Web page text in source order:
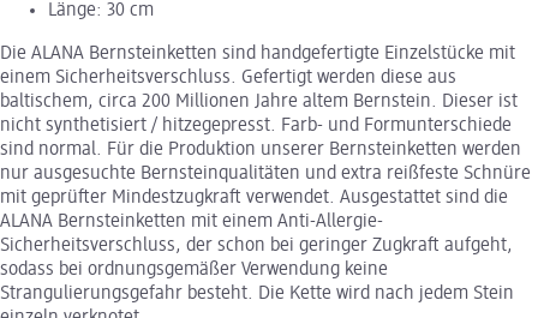
Länge: 30 cm
Die ALANA Bernsteinketten sind handgefertigte Einzelstücke mit
einem Sicherheitsverschluss. Gefertigt werden diese aus
baltischem, circa 200 Millionen Jahre altem Bernstein. Dieser ist
nicht synthetisiert / hitzegepresst. Farb- und Formunterschiede
sind normal. Für die Produktion unserer Bernsteinketten werden
nur ausgesuchte Bernsteinqualitäten und extra reißfeste Schnüre
mit geprüfter Mindestzugkraft verwendet. Ausgestattet sind die
ALANA Bernsteinketten mit einem Anti-Allergie-
Sicherheitsverschluss, der schon bei geringer Zugkraft aufgeht,
sodass bei ordnungsgemäßer Verwendung keine
Strangulierungsgefahr besteht. Die Kette wird nach jedem Stein